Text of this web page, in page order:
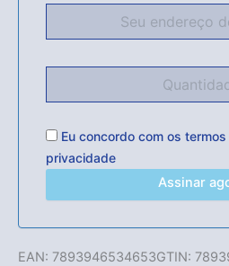
Eu concordo com os termos
privacidade
Assinar
EAN: 7893946534653GTIN: